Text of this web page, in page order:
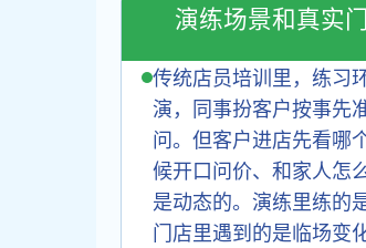
演练场景和真实
传统店员培训里，练习
演，同事扮客户按事先
问。但客户进店先看哪
候开口问价、和家人怎
是动态的。演练里练的
门店里遇到的是临场变